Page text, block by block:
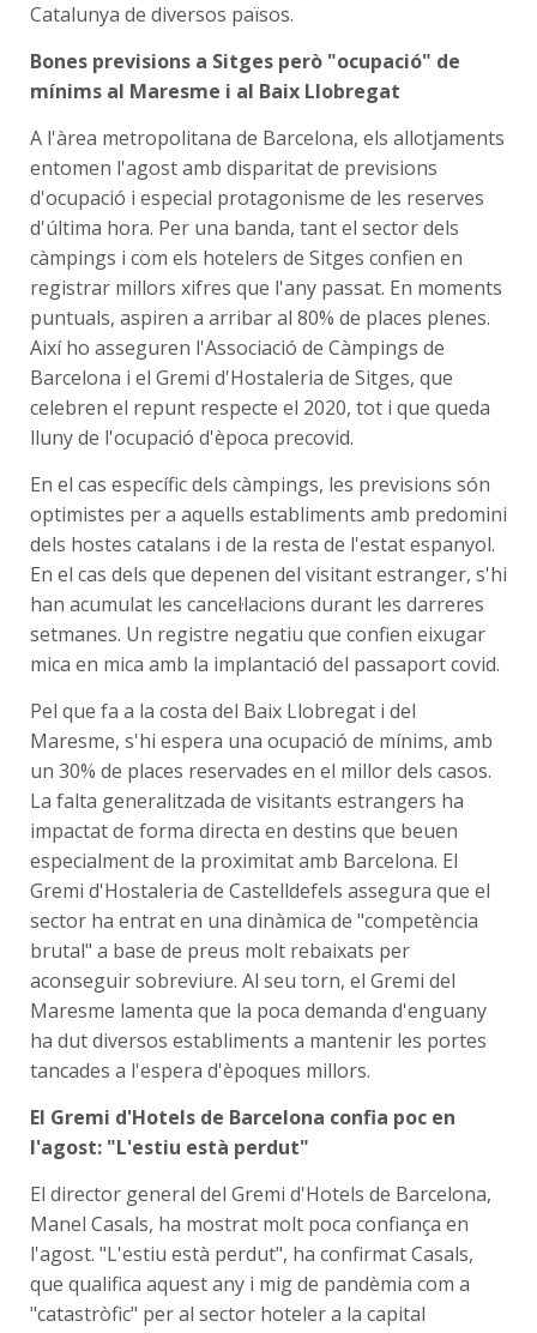
Catalunya de diversos països.
Bones previsions a Sitges però "ocupació" de
mínims al Maresme i al Baix Llobregat
A l'àrea metropolitana de Barcelona, els allotjaments
entomen l'agost amb disparitat de previsions
d'ocupació i especial protagonisme de les reserves
d'última hora. Per una banda, tant el sector dels
càmpings i com els hotelers de Sitges confien en
registrar millors xifres que l'any passat. En moments
puntuals, aspiren a arribar al 80% de places plenes.
Així ho asseguren l'Associació de Càmpings de
Barcelona i el Gremi d'Hostaleria de Sitges, que
celebren el repunt respecte el 2020, tot i que queda
lluny de l'ocupació d'època precovid.
En el cas específic dels càmpings, les previsions són
optimistes per a aquells establiments amb predomini
dels hostes catalans i de la resta de l'estat espanyol.
En el cas dels que depenen del visitant estranger, s'hi
han acumulat les cancel·lacions durant les darreres
setmanes. Un registre negatiu que confien eixugar
mica en mica amb la implantació del passaport covid.
Pel que fa a la costa del Baix Llobregat i del
Maresme, s'hi espera una ocupació de mínims, amb
un 30% de places reservades en el millor dels casos.
La falta generalitzada de visitants estrangers ha
impactat de forma directa en destins que beuen
especialment de la proximitat amb Barcelona. El
Gremi d'Hostaleria de Castelldefels assegura que el
sector ha entrat en una dinàmica de "competència
brutal" a base de preus molt rebaixats per
aconseguir sobreviure. Al seu torn, el Gremi del
Maresme lamenta que la poca demanda d'enguany
ha dut diversos establiments a mantenir les portes
tancades a l'espera d'èpoques millors.
El Gremi d'Hotels de Barcelona confia poc en
l'agost: "L'estiu està perdut"
El director general del Gremi d'Hotels de Barcelona,
Manel Casals, ha mostrat molt poca confiança en
l'agost. "L'estiu està perdut", ha confirmat Casals,
que qualifica aquest any i mig de pandèmia com a
"catastròfic" per al sector hoteler a la capital